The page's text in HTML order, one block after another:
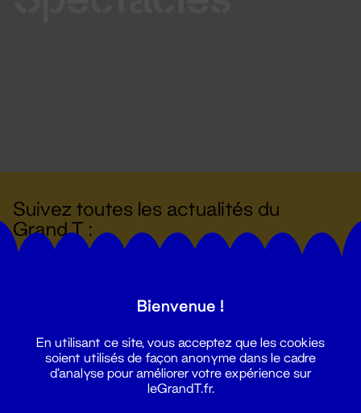
Suivez toutes les actualités du
Grand T :
Bienvenue !
En utilisant ce site, vous acceptez que les cookies
soient utilisés de façon anonyme dans le cadre
d'analyse pour améliorer votre expérience sur
leGrandT.fr.